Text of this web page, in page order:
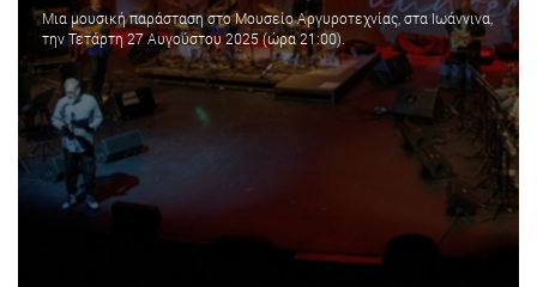
Μια μουσική παράσταση στο Μουσείο Αργυροτεχνίας, στα Ιωάννινα,
την Τετάρτη 27 Αυγούστου 2025 (ώρα 21:00).